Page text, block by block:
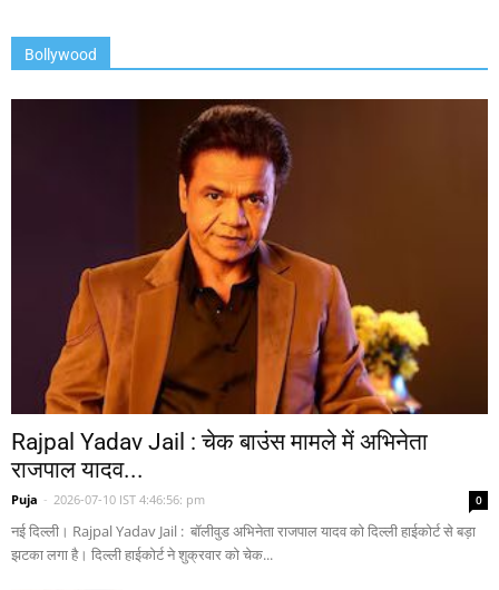
Bollywood
Rajpal Yadav Jail : चेक बाउंस मामले में अभिनेता
राजपाल यादव...
Puja - 2026-07-10 IST 4:46:56: pm 0
नई दिल्ली। Rajpal Yadav Jail : बॉलीवुड अभिनेता राजपाल यादव को दिल्ली हाईकोर्ट से बड़ा
झटका लगा है। दिल्ली हाईकोर्ट ने शुक्रवार को चेक...